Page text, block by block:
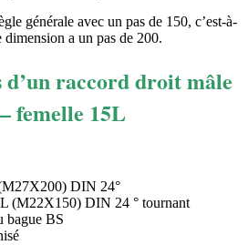
générale avec un pas de 150, c’est-à-
a un pas de 200.
raccord droit mâle
femelle 15L
DIN 24°
(M22X150) DIN 24 ° tournant
bague BS